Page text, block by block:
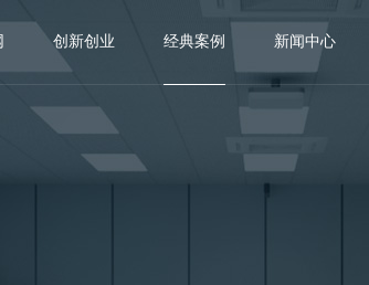
创新创业 经典案例 新闻中心